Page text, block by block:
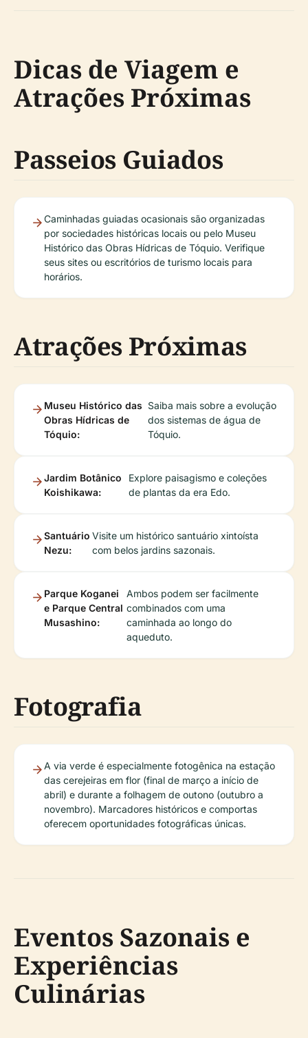
Dicas de Viagem e
Atrações Próximas
Passeios Guiados
Caminhadas guiadas ocasionais são organizadas
por sociedades históricas locais ou pelo Museu
Histórico das Obras Hídricas de Tóquio. Verifique
seus sites ou escritórios de turismo locais para
horários.
Atrações Próximas
Museu Histórico das
Obras Hídricas de
Tóquio:
Saiba mais sobre a evolução
dos sistemas de água de
Tóquio.
Jardim Botânico
Koishikawa:
Explore paisagismo e coleções
de plantas da era Edo.
Santuário
Nezu:
Visite um histórico santuário xintoísta
com belos jardins sazonais.
Parque Koganei
e Parque Central
Musashino:
Ambos podem ser facilmente
combinados com uma
caminhada ao longo do
aqueduto.
Fotografia
A via verde é especialmente fotogênica na estação
das cerejeiras em flor (final de março a início de
abril) e durante a folhagem de outono (outubro a
novembro). Marcadores históricos e comportas
oferecem oportunidades fotográficas únicas.
Eventos Sazonais e
Experiências
Culinárias